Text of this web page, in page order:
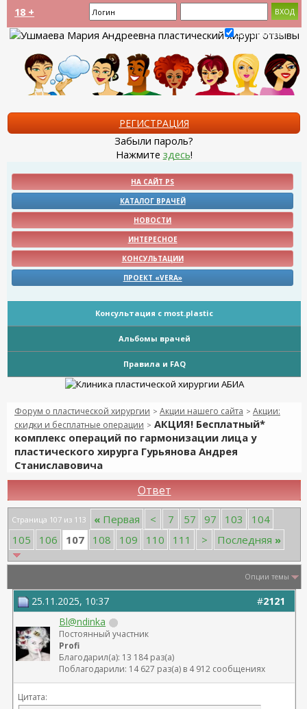
18 +
Запомнить?
РЕГИСТРАЦИЯ
Забыли пароль?
Нажмите здесь!
НА САЙТ PS
КАТАЛОГ ВРАЧЕЙ
НОВОСТИ
ИНТЕРЕСНОЕ
КОНСУЛЬТАЦИИ
ПРОЕКТ «VERA»
Консультация с most.plastic
Альбомы врачей
Правила и FAQ
Форум о пластической хирургии > Акции нашего сайта > Акции:
скидки и бесплатные операции > АКЦИЯ! Бесплатный*
комплекс операций по гармонизации лица у
пластического хирурга Гурьянова Андрея
Станиславовича
Ответ
Страница 107 из 113 « Первая < 7 57 97 103
104
105
106 107 108 109 110 111 > Последняя »
Опции темы
#2121
25.11.2025, 10:37
Bl@ndinka
Постоянный участник
Profi
Благодарил(а): 13 184 раз(а)
Поблагодарили: 14 627 раз(а) в 4 912 сообщениях
Цитата: